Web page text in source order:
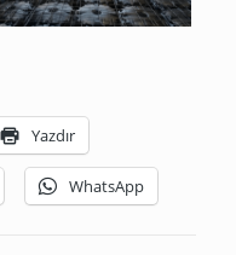
Yazdır
WhatsApp